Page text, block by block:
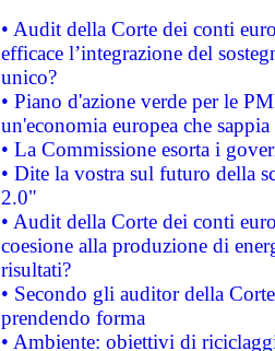
• Audit della Corte dei conti
efficace l’integrazione del
unico?
• Piano d'azione verde per le
un'economia europea che
• La Commissione esorta i
• Dite la vostra sul futuro della
2.0"
• Audit della Corte dei conti
coesione alla produzione di
risultati?
• Secondo gli auditor della
prendendo forma
• Ambiente: obiettivi di